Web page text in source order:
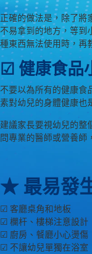
正確的做法是，除了將
不易拿到的地方，等到
種東西無法使用時，再
☑ 健康食品
不要以為所有的健康食
素對幼兒的身體健康也
建議家長要視幼兒的整
問專業的醫師或營養師
★ 最易發
☑ 客廳桌角和地板
☑ 欄杆、樓梯注意設計
☑ 廚房、餐廳小心燙傷
☑ 不讓幼兒單獨在浴室